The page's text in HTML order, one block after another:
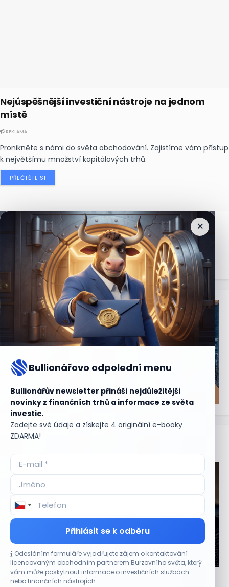
Nejúspěšnější investiční nástroje na jednom
místě
REKLAMA
Pronikněte s námi do světa obchodování. Zajistíme vám přístup
k největšímu množství kapitálových trhů.
PŘEČTĚTE SI
×
Bullionářovo odpolední menu
Bullionářův newsletter přináší nejdůležitější
novinky z finančních trhů a informace ze světa
investic.
Zadejte své údaje a získejte 4 originální e-booky
ZDARMA!
Přihlásit se k odběru
Odesláním formuláře vyjadřujete zájem o kontaktování
licencovaným obchodním partnerem Burzovního světa, který
vám může poskytnout informace o investičních službách
nebo finančních nástrojích.
Nejčtenějšízprávy
Aktuální
CO HÝBE TRHEM
Výsledky společností jsou silné. Proč to akciový